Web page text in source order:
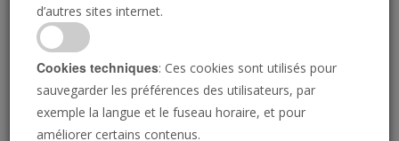
Le 16 janvier : le jour des
2019 pourrait apporter le plus
d’autres sites internet.
Cookies techniques: Ces cookies sont utilisés pour
sauvegarder les préférences des utilisateurs, par
exemple la langue et le fuseau horaire, et pour
améliorer certains contenus.